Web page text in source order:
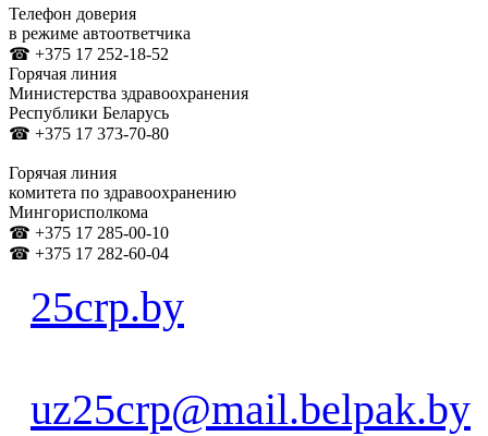
Телефон доверия
в режиме автоответчика
☎ +375 17 252-18-52
Горячая линия
Министерства здравоохранения
Республики Беларусь
☎ +375 17 373-70-80
Горячая линия
комитета по здравоохранению
Мингорисполкома
☎ +375 17 285-00-10
☎ +375 17 282-60-04
25crp.by
uz25crp@mail.belpak.by